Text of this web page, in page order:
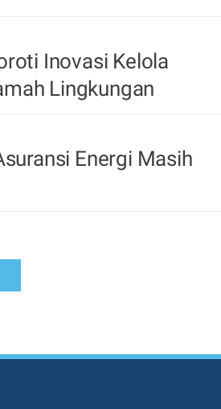
Inovasi Kelola
Lingkungan
Energi Masih